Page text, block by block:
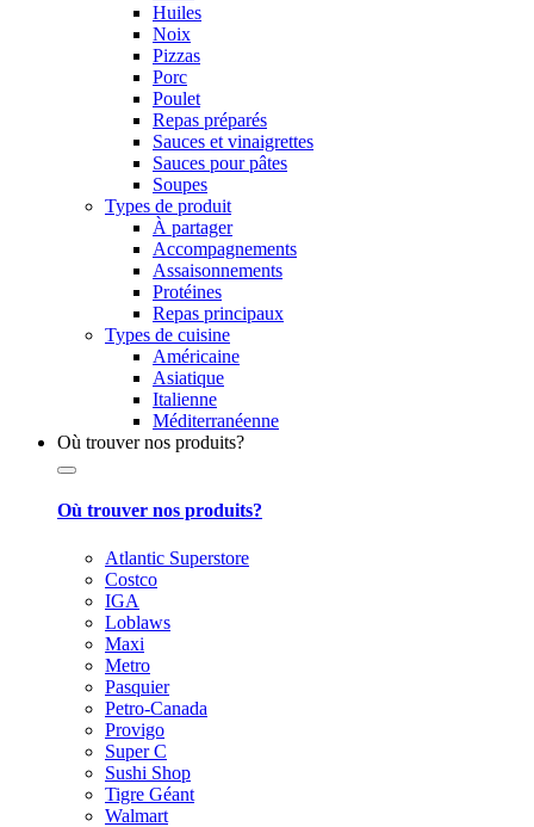
Huiles
Noix
Pizzas
Porc
Poulet
Repas préparés
Sauces et vinaigrettes
Sauces pour pâtes
Soupes
Types de produit
À partager
Accompagnements
Assaisonnements
Protéines
Repas principaux
Types de cuisine
Américaine
Asiatique
Italienne
Méditerranéenne
Où trouver nos produits?
Où trouver nos produits?
Atlantic Superstore
Costco
IGA
Loblaws
Maxi
Metro
Pasquier
Petro-Canada
Provigo
Super C
Sushi Shop
Tigre Géant
Walmart